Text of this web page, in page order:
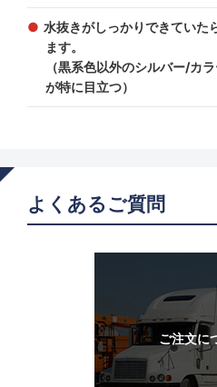
水抜きがしっかりできていた
ます。
（黒系色以外のシルバー/カ
が特に目立つ）
よくあるご質問